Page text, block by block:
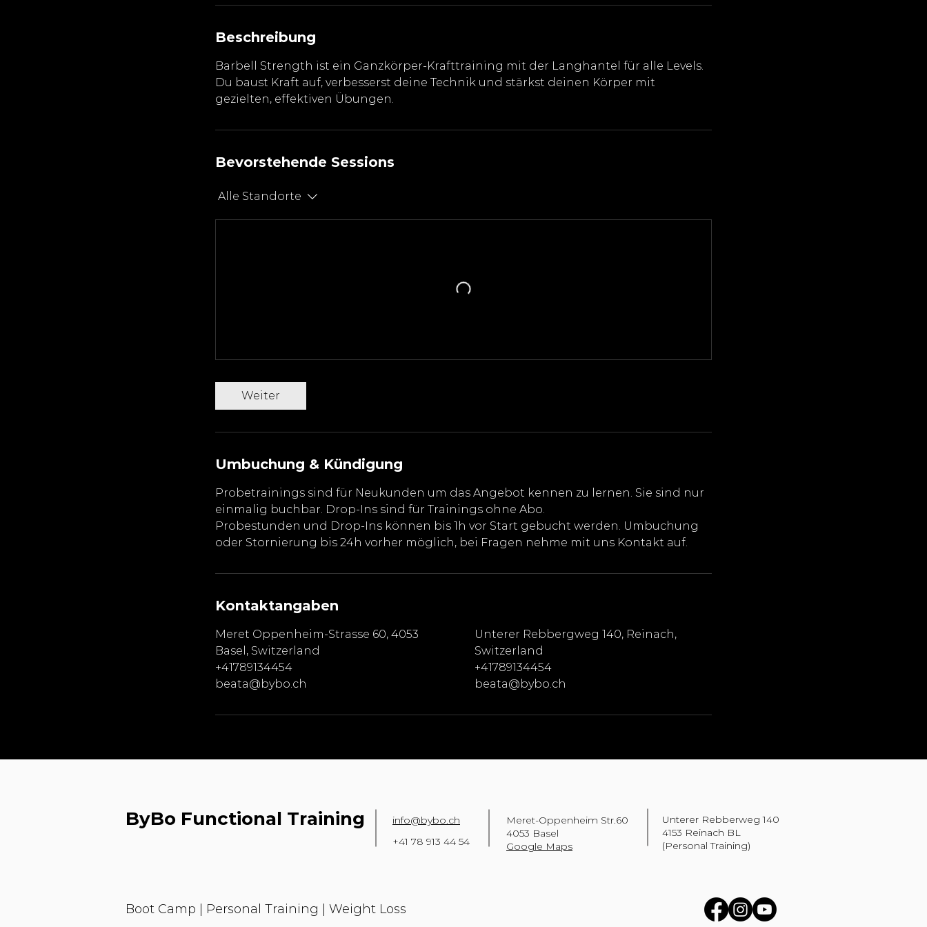
Beschreibung
Barbell Strength ist ein Ganzkörper-Krafttraining mit der Langhantel für alle Levels.
Du baust Kraft auf, verbesserst deine Technik und stärkst deinen Körper mit
gezielten, effektiven Übungen.
Bevorstehende Sessions
Alle Standorte
Weiter
Umbuchung & Kündigung
Probetrainings sind für Neukunden um das Angebot kennen zu lernen. Sie sind nur
einmalig buchbar. Drop-Ins sind für Trainings ohne Abo.
Probestunden und Drop-Ins können bis 1h vor Start gebucht werden. Umbuchung
oder Stornierung bis 24h vorher möglich, bei Fragen nehme mit uns Kontakt auf.
Kontaktangaben
Meret Oppenheim-Strasse 60, 4053
Basel, Switzerland
+41789134454
beata@bybo.ch
Unterer Rebbergweg 140, Reinach,
Switzerland
+41789134454
beata@bybo.ch
ByBo Functional Training
info@bybo.ch
+41 78 913 44 54
Meret-Oppenheim Str.60
4053 Basel
Google Maps
Unterer Rebberweg 140
4153 Reinach BL
(Personal Training)
Boot Camp | Personal Training | Weight Loss